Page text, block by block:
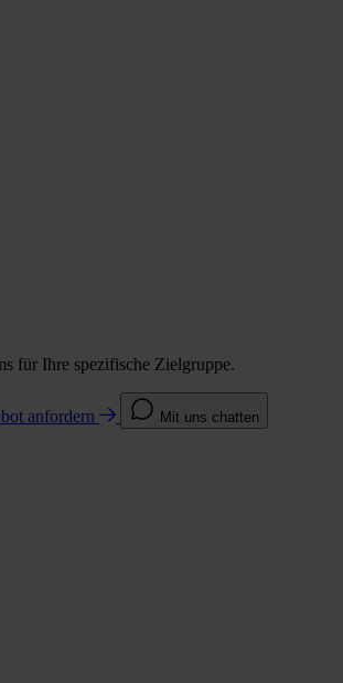
für Ihre spezifische Zielgruppe.
anfordern Mit uns chatten